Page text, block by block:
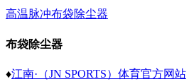
高温脉冲布袋除尘器
布袋除尘器
♦江南·（JN SPORTS）体育官方网站